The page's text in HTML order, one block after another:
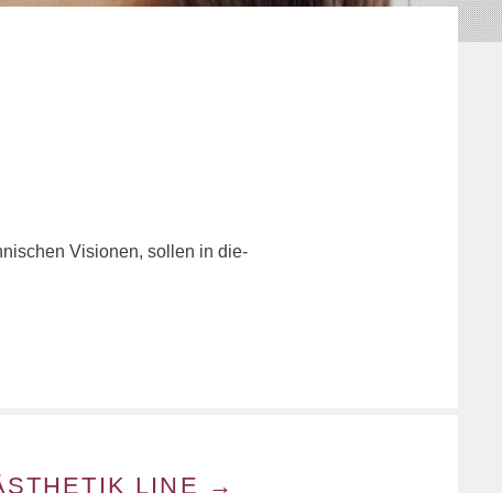
Vi­sio­nen, sol­len in die­
LINE